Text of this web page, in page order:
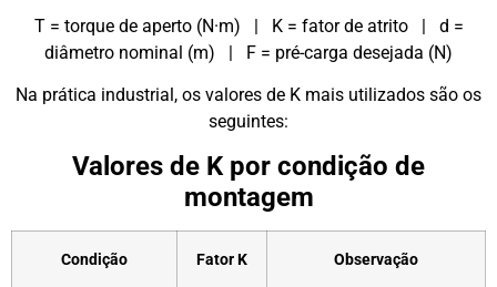
T = torque de aperto (N·m) | K = fator de atrito | d =
diâmetro nominal (m) | F = pré-carga desejada (N)
Na prática industrial, os valores de K mais utilizados são os
seguintes:
Valores de K por condição de
montagem
Condição Fator K Observação